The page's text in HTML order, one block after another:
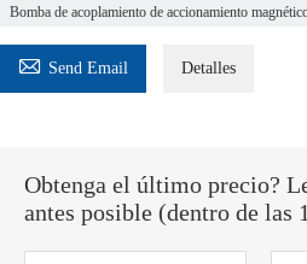
Bomba de acoplamiento de accionamiento
 Send Email Detalles
Obtenga el último precio?
antes posible (dentro de las